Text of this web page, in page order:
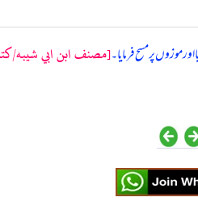
موزوں پر مسح فرمایا۔[مصنف ابن ابي شيبه/